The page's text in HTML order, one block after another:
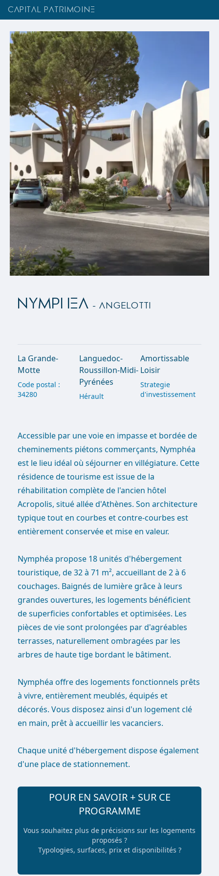
CAPITAL PATRIMOINE
NYMPHEA - Angelotti
La Grande-
Motte
Code postal :
34280
Languedoc-
Roussillon-Midi-
Pyrénées
Hérault
Amortissable
Loisir
Strategie
d'investissement
Accessible par une voie en impasse et bordée de
cheminements piétons commerçants, Nymphéa
est le lieu idéal où séjourner en villégiature. Cette
résidence de tourisme est issue de la
réhabilitation complète de l'ancien hôtel
Acropolis, situé allée d'Athènes. Son architecture
typique tout en courbes et contre-courbes est
entièrement conservée et mise en valeur.
Nymphéa propose 18 unités d'hébergement
touristique, de 32 à 71 m², accueillant de 2 à 6
couchages. Baignés de lumière grâce à leurs
grandes ouvertures, les logements bénéficient
de superficies confortables et optimisées. Les
pièces de vie sont prolongées par d'agréables
terrasses, naturellement ombragées par les
arbres de haute tige bordant le bâtiment.
Nymphéa offre des logements fonctionnels prêts
à vivre, entièrement meublés, équipés et
décorés. Vous disposez ainsi d'un logement clé
en main, prêt à accueillir les vacanciers.
Chaque unité d'hébergement dispose également
d'une place de stationnement.
POUR EN SAVOIR + SUR CE
PROGRAMME
Vous souhaitez plus de précisions sur les logements
proposés ?
Typologies, surfaces, prix et disponibilités ?